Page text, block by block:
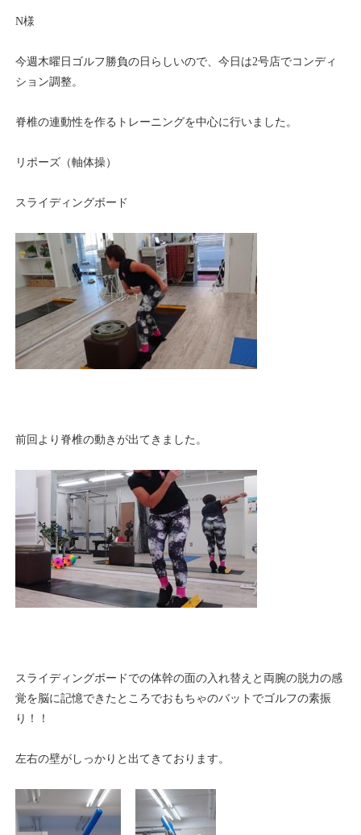
N様
今週木曜日ゴルフ勝負の日らしいので、今日は2号店でコンディ
ション調整。
脊椎の連動性を作るトレーニングを中心に行いました。
リポーズ（軸体操）
スライディングボード
前回より脊椎の動きが出てきました。
スライディングボードでの体幹の面の入れ替えと両腕の脱力の感
覚を脳に記憶できたところでおもちゃのバットでゴルフの素振
り！！
左右の壁がしっかりと出てきております。